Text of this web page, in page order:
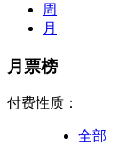
周
月
月票榜
付费性质：
全部